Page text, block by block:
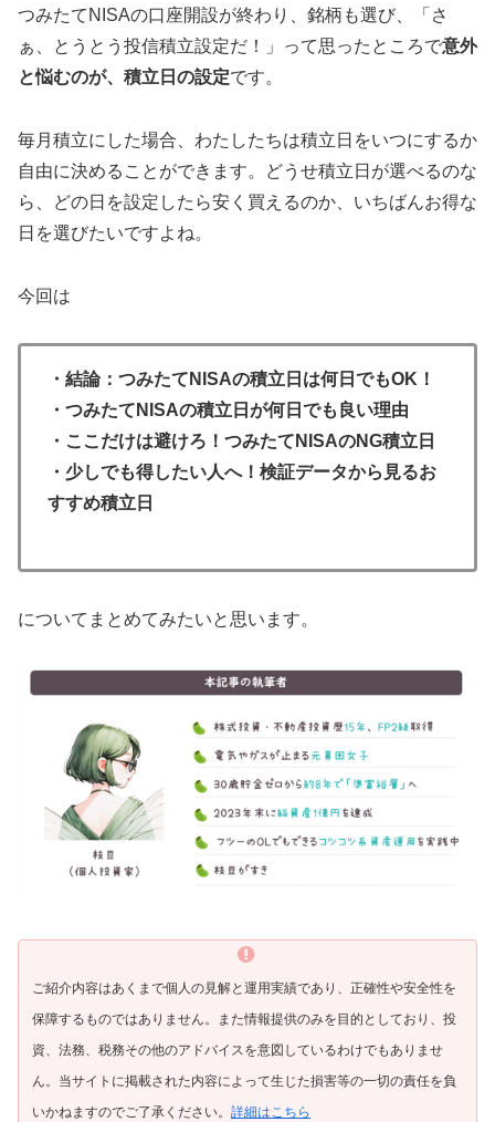
つみたてNISAの口座開設が終わり、銘柄も選び、「さ
ぁ、とうとう投信積立設定だ！」って思ったところで意外
と悩むのが、積立日の設定です。
毎月積立にした場合、わたしたちは積立日をいつにするか
自由に決めることができます。どうせ積立日が選べるのな
ら、どの日を設定したら安く買えるのか、いちばんお得な
日を選びたいですよね。
今回は
・結論：つみたてNISAの積立日は何日でもOK！
・つみたてNISAの積立日が何日でも良い理由
・ここだけは避けろ！つみたてNISAのNG積立日
・少しでも得したい人へ！検証データから見るお
すすめ積立日
についてまとめてみたいと思います。
ご紹介内容はあくまで個人の見解と運用実績であり、正確性や安全性を
保障するものではありません。また情報提供のみを目的としており、投
資、法務、税務その他のアドバイスを意図しているわけでもありませ
ん。当サイトに掲載された内容によって生じた損害等の一切の責任を負
いかねますのでご了承ください。 詳細はこちら